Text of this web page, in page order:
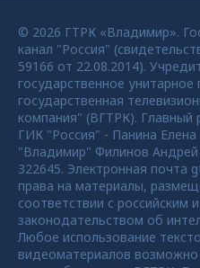
© 2026 ГТРК «Владимир».
канал "Россия"
59166 от 22.08.2014).
государственное
государственная
компания" (ВГТРК). Главный
ГИК "Россия" - Панина
"Владимир" Филинов Андрей
322645. Электронная почта
права на материалы,
соответствии с
законодательством об
Любое использование
видеоматериалов возможно